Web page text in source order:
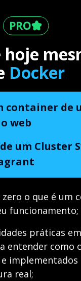
hoje
Docker
container de
web
um Cluster
o que é um
funcionamento;
práticas
entender como
implementados
real;